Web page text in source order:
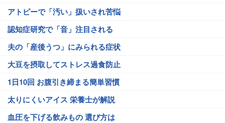
アトピーで「汚い」扱いされ苦悩
認知症研究で「音」注目される
夫の「産後うつ」にみられる症状
大豆を摂取してストレス過食防止
1日10回 お腹引き締まる簡単習慣
太りにくいアイス 栄養士が解説
血圧を下げる飲みもの 選び方は